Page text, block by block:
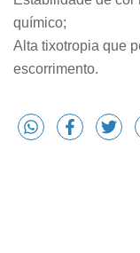
químico;
Alta tixotropia que
escorrimento.